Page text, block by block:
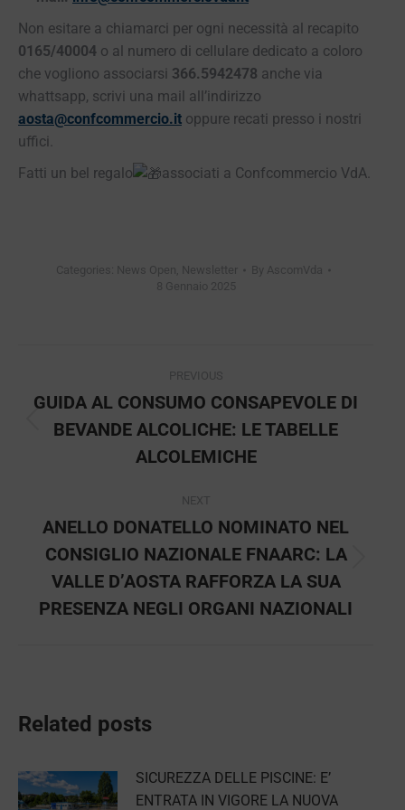
Non esitare a chiamarci per ogni necessità al recapito
0165/40004 o al numero di cellulare dedicato a coloro
che vogliono associarsi 366.5942478 anche via
whattsapp, scrivi una mail all’indirizzo
aosta@confcommercio.it oppure recati presso i nostri
uffici.
Fatti un bel regalo
associati a Confcommercio VdA.
Categories: News Open Newsletter By AscomVda
8 Gennaio 2025
navigation
PREVIOUS
Previous
post:
GUIDA AL CONSUMO CONSAPEVOLE DI
BEVANDE ALCOLICHE: LE TABELLE
ALCOLEMICHE
NEXT
post:
ANELLO DONATELLO NOMINATO NEL
CONSIGLIO NAZIONALE FNAARC: LA
VALLE D’AOSTA RAFFORZA LA SUA
PRESENZA NEGLI ORGANI NAZIONALI
Related posts
SICUREZZA DELLE PISCINE: E’
ENTRATA IN VIGORE LA NUOVA